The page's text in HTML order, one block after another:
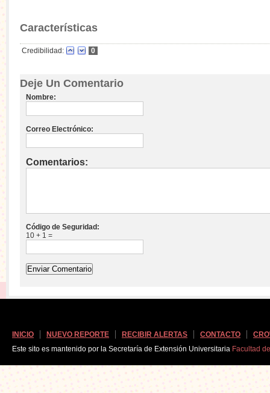
Características
Credibilidad: 0
Deje Un Comentario
Nombre:
Correo Electrónico:
Comentarios:
Código de Seguridad:
10 + 1 =
INICIO NUEVO REPORTE RECIBIR ALERTAS CONTACTO
Este sito es mantenido por la Secretaría de Extensión Universitaria Facultad